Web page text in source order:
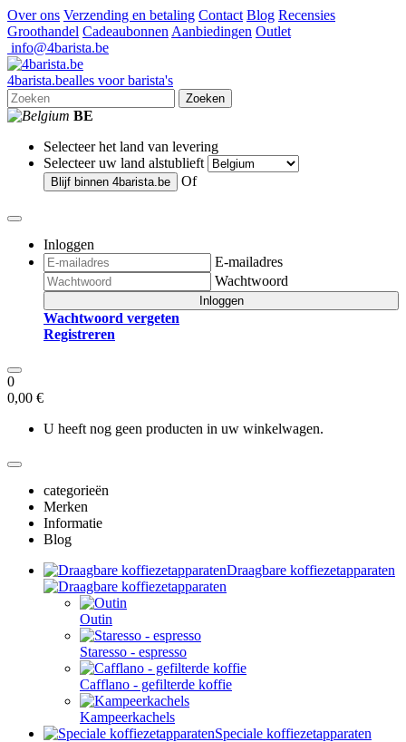
Over ons Verzending en betaling Contact Blog Recensies
Groothandel Cadeaubonnen Aanbiedingen Outlet
info@4barista.be
4barista.bealles voor barista's
Zoeken
BE
Selecteer het land van levering
Selecteer uw land alstublieft
Blijf binnen 4barista.be Of
Inloggen
E-mailadres
Wachtwoord
Inloggen
Wachtwoord vergeten
Registreren
0
0,00 €
U heeft nog geen producten in uw winkelwagen.
categorieën
Merken
Informatie
Blog
Draagbare koffiezetapparaten
Outin
Staresso - espresso
Cafflano - gefilterde koffie
Kampeerkachels
Speciale koffiezetapparaten